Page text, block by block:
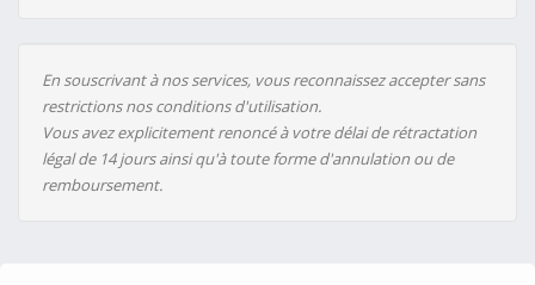
En souscrivant à nos services, vous reconnaissez accepter sans
restrictions nos conditions d'utilisation.
Vous avez explicitement renoncé à votre délai de rétractation
légal de 14 jours ainsi qu'à toute forme d'annulation ou de
remboursement.